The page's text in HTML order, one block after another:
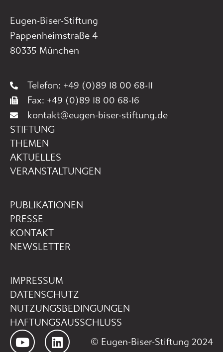
Eugen-Biser-Stiftung
Pappenheimstraße 4
80335 München
Telefon: +49 (0)89 18 00 68-11
Fax: +49 (0)89 18 00 68-16
kontakt@eugen-biser-stiftung.de
STIFTUNG
THEMEN
AKTUELLES
VERANSTALTUNGEN
PUBLIKATIONEN
PRESSE
KONTAKT
NEWSLETTER
IMPRESSUM
DATENSCHUTZ
NUTZUNGSBEDINGUNGEN
HAFTUNGSAUSSCHLUSS
© Eugen-Biser-Stiftung 2024